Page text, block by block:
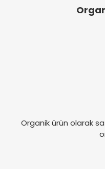
Organik ürün olarak